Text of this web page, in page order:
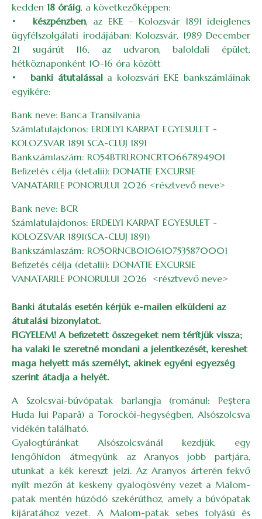
kedden 18 óráig, a következőképpen:
• készpénzben, az EKE – Kolozsvár 1891 ideiglenes
ügyfélszolgálati irodájában: Kolozsvár, 1989 December
21 sugárút 116, az udvaron, baloldali épület,
hétköznaponként 10-16 óra között
• banki átutalássala kolozsvári EKE bankszámláinak
egyikére:
Bank neve: Banca Transilvania
Számlatulajdonos: ERDELYI KARPAT EGYESULET -
KOLOZSVAR 1891 SCA-CLUJ 1891
Bankszámlaszám: RO54BTRLRONCRT0667894901
Befizetés célja (detalii): DONATIE EXCURSIE
VANATARILE PONORULUI 2026 <résztvevő neve>
Bank neve: BCR
Számlatulajdonos: ERDELYI KARPAT EGYESULET -
KOLOZSVAR 1891(SCA-CLUJ 1891)
Bankszámlaszám: RO50RNCB0106107535870001
Befizetés célja (detalii): DONATIE EXCURSIE
VANATARILE PONORULUI 2026 <résztvevő neve>
Banki átutalás esetén kérjük e-mailen elküldeni az
átutalási bizonylatot.
FIGYELEM! A befizetett összegeket nem térítjük vissza;
ha valaki le szeretné mondani a jelentkezését, kereshet
maga helyett más személyt, akinek egyéni egyezség
szerint átadja a helyét.
A Szolcsvai-búvópatak barlangja (románul: Peștera
Huda lui Papară) a Torockói-hegységben, Alsószolcsva
vidékén található.
Gyalogtúránkat Alsószolcsvánál kezdjük, egy
lengőhídon átmegyünk az Aranyos jobb partjára,
utunkat a kék kereszt jelzi. Az Aranyos árterén fekvő
nyílt mezőn át keskeny gyalogösvény vezet a Malom-
patak mentén húzódó szekérúthoz, amely a búvópatak
kijáratához vezet. A Malom-patak sebes folyású és